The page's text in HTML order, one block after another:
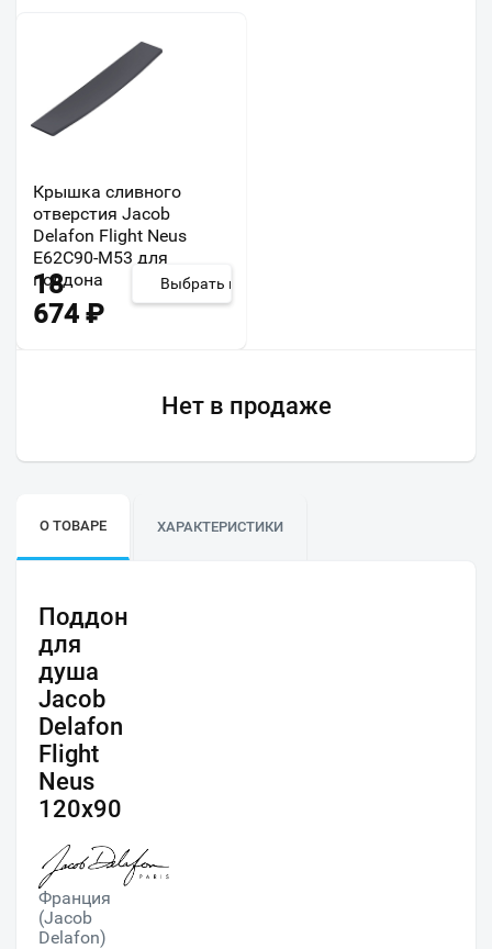
Крышка сливного
отверстия Jacob
Delafon Flight Neus
E62C90-M53 для
поддона
18
674 ₽
Выбрать из 3
Нет в продаже
О ТОВАРЕ ХАРАКТЕРИСТИКИ
Поддон
для
душа
Jacob
Delafon
Flight
Neus
120х90
Франция
(Jacob
Delafon)